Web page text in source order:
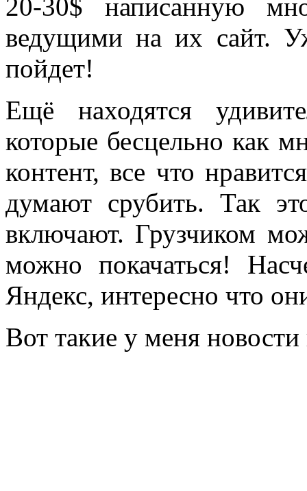
20-30$ написанную
ведущими на их сайт.
пойдет!
Ещё находятся
которые бесцельно как
контент, все что
думают срубить. Так
включают. Грузчиком
можно покачаться!
Яндекс, интересно что
Вот такие у меня